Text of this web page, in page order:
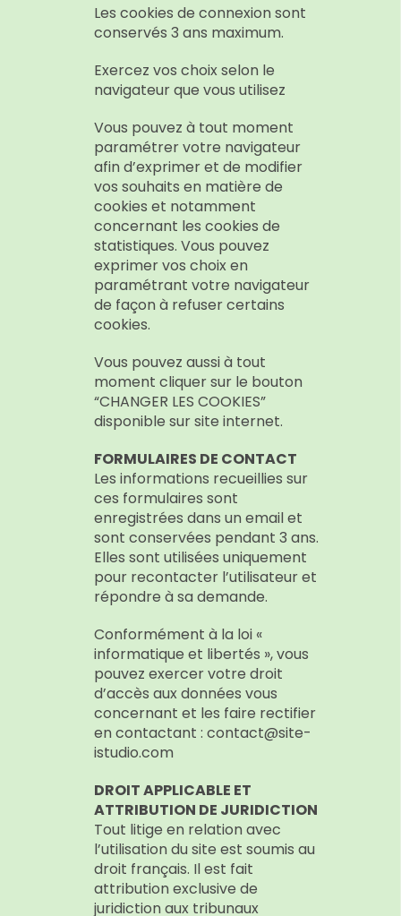
Les cookies de connexion sont
conservés 3 ans maximum.
Exercez vos choix selon le
navigateur que vous utilisez
Vous pouvez à tout moment
paramétrer votre navigateur
afin d’exprimer et de modifier
vos souhaits en matière de
cookies et notamment
concernant les cookies de
statistiques. Vous pouvez
exprimer vos choix en
paramétrant votre navigateur
de façon à refuser certains
cookies.
Vous pouvez aussi à tout
moment cliquer sur le bouton
“CHANGER LES COOKIES”
disponible sur site internet.
FORMULAIRES DE CONTACT
Les informations recueillies sur
ces formulaires sont
enregistrées dans un email et
sont conservées pendant 3 ans.
Elles sont utilisées uniquement
pour recontacter l’utilisateur et
répondre à sa demande.
Conformément à la loi «
informatique et libertés », vous
pouvez exercer votre droit
d’accès aux données vous
concernant et les faire rectifier
en contactant : contact@site-
istudio.com
DROIT APPLICABLE ET
ATTRIBUTION DE JURIDICTION
Tout litige en relation avec
l’utilisation du site est soumis au
droit français. Il est fait
attribution exclusive de
juridiction aux tribunaux